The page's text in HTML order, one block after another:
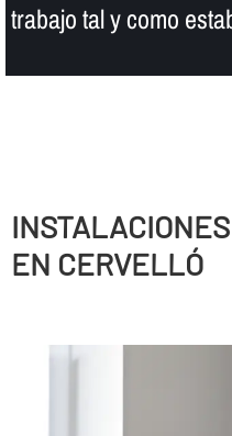
trabajo tal y como
EN CERVELLÓ